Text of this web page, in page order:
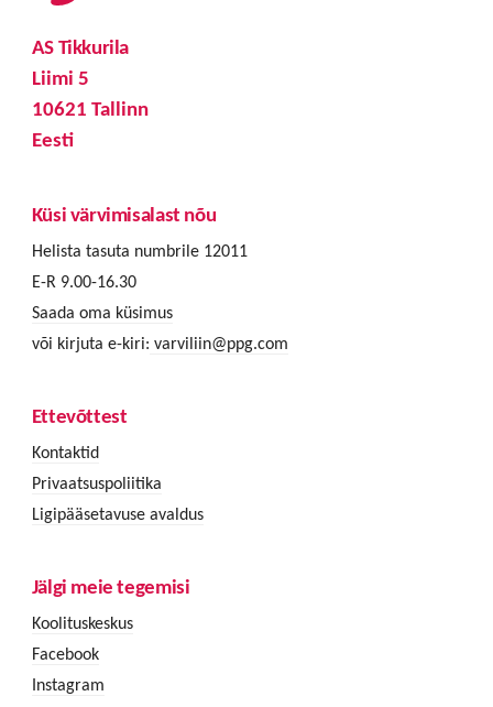
AS Tikkurila
Liimi 5
10621 Tallinn
Eesti
Küsi värvimisalast nõu
Helista tasuta numbrile 12011
E-R 9.00-16.30
Saada oma küsimus
või kirjuta e-kiri: varviliin@ppg.com
Ettevõttest
Kontaktid
Privaatsuspoliitika
Ligipääsetavuse avaldus
Jälgi meie tegemisi
Koolituskeskus
Facebook
Instagram